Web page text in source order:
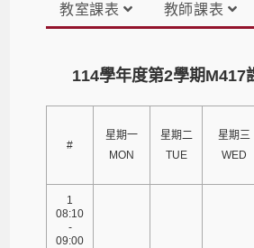
教室課表 教師課表
114學年度第2學期M417
#
星期一
MON
星期二
TUE
星期三
WED
1
08:10
-
09:00